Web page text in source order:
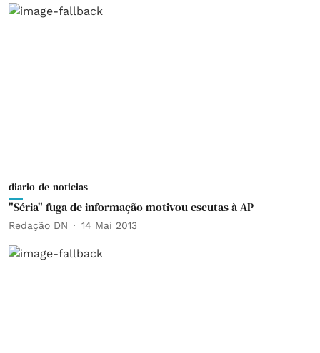
diario-de-noticias
"Séria" fuga de informação motivou escutas à AP
Redação DN 14 Mai 2013